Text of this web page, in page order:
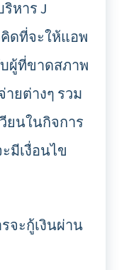
หาร J
คิดที่จะให้แอพ
ผู้ที่ขาดสภาพ
ายต่างๆ รวม
ยนในกิจการ
มีเงื่อนไข
จะกู้เงินผ่าน